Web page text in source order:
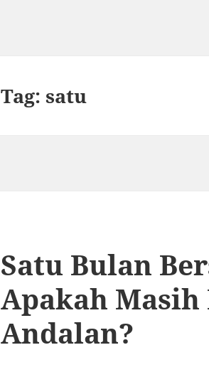
Tag:satu
Satu Bulan
Apakah
Andalan?